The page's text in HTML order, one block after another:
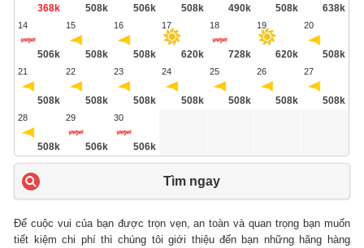
368k 508k 506k 508k 490k 508k 638k
14
506k
15
508k
16
508k
17
620k
18
728k
19
620k
20
508k
21
508k
22
508k
23
508k
24
508k
25
508k
26
508k
27
508k
28
508k
29
506k
30
506k
Tìm ngay
Để cuộc vui của bạn được trọn vẹn, an toàn và quan trọng bạn muốn
tiết kiệm chi phí thì chúng tôi giới thiệu đến bạn những hãng hàng